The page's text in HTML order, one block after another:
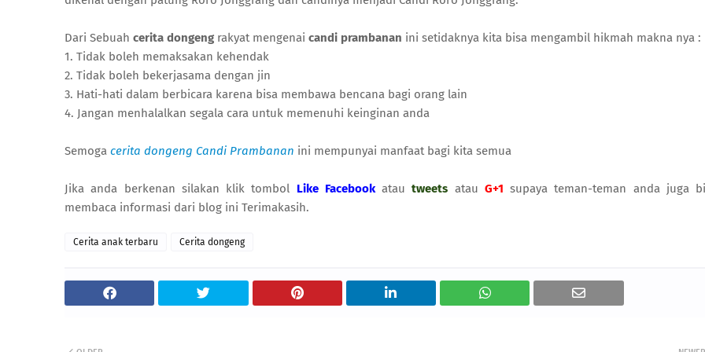
Dari Sebuah cerita dongeng rakyat mengenai candi prambanan ini setidaknya kita bisa mengambil hikmah makna nya :
1. Tidak boleh memaksakan kehendak
2. Tidak boleh bekerjasama dengan jin
3. Hati-hati dalam berbicara karena bisa membawa bencana bagi orang lain
4. Jangan menhalalkan segala cara untuk memenuhi keinginan anda
Semoga cerita dongeng Candi Prambanan ini mempunyai manfaat bagi kita semua
Jika anda berkenan silakan klik tombol Like Facebookatautweets atau G+1 supaya teman-teman anda juga
membaca informasi dari blog ini Terimakasih.
Cerita anak terbaru Cerita dongeng